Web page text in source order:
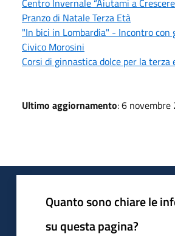
Pranzo di Natale Terza Età
"In bici in Lombardia" - Incontro
Civico Morosini
Corsi di ginnastica dolce per la terza
Ultimo aggiornamento: 6
Quanto sono chiare le
su questa pagina?